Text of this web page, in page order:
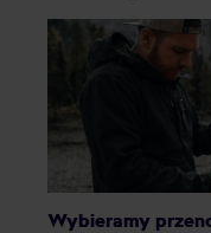
Wybieramy